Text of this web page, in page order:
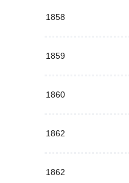
1858
1859
1860
1862
1862